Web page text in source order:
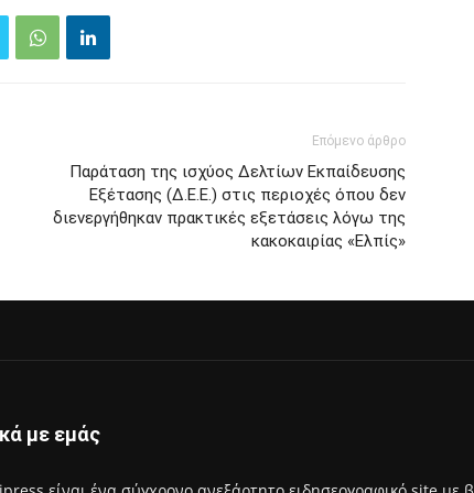
Επόμενο άρθρο
Παράταση της ισχύος Δελτίων Εκπαίδευσης
Εξέτασης (Δ.Ε.Ε.) στις περιοχές όπου δεν
διενεργήθηκαν πρακτικές εξετάσεις λόγω της
κακοκαιρίας «Ελπίς»
με εμάς